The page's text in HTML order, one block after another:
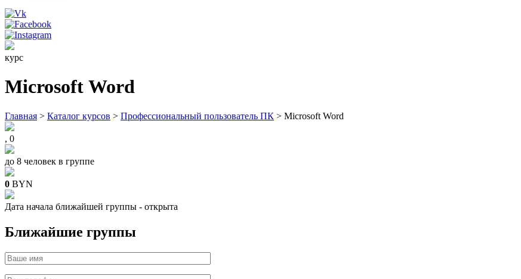
курс
Microsoft Word
Главная > Каталог курсов > Профессиональный пользователь ПК > Microsoft Word
, 0
до 8 человек в группе
0 BYN
Дата начала ближайшей группы - открыта
Ближайшие группы